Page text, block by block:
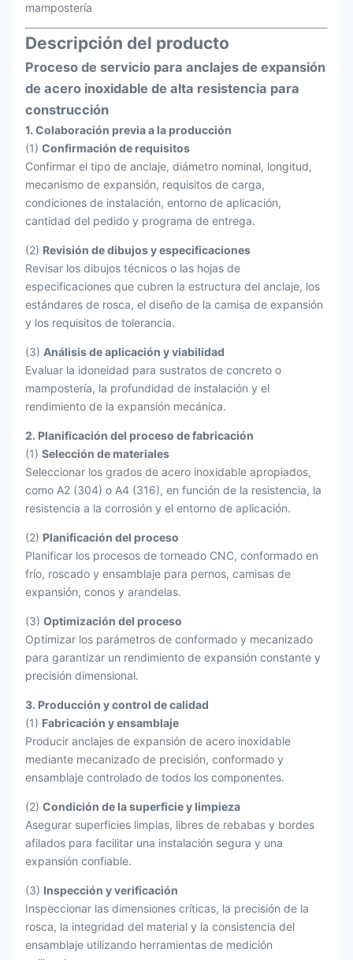
mampostería
Descripción del producto
Proceso de servicio para anclajes de expansión
de acero inoxidable de alta resistencia para
construcción
1. Colaboración previa a la producción
(1) Confirmación de requisitos
Confirmar el tipo de anclaje, diámetro nominal, longitud,
mecanismo de expansión, requisitos de carga,
condiciones de instalación, entorno de aplicación,
cantidad del pedido y programa de entrega.
(2) Revisión de dibujos y especificaciones
Revisar los dibujos técnicos o las hojas de
especificaciones que cubren la estructura del anclaje, los
estándares de rosca, el diseño de la camisa de expansión
y los requisitos de tolerancia.
(3) Análisis de aplicación y viabilidad
Evaluar la idoneidad para sustratos de concreto o
mampostería, la profundidad de instalación y el
rendimiento de la expansión mecánica.
2. Planificación del proceso de fabricación
(1) Selección de materiales
Seleccionar los grados de acero inoxidable apropiados,
como A2 (304) o A4 (316), en función de la resistencia, la
resistencia a la corrosión y el entorno de aplicación.
(2) Planificación del proceso
Planificar los procesos de torneado CNC, conformado en
frío, roscado y ensamblaje para pernos, camisas de
expansión, conos y arandelas.
(3) Optimización del proceso
Optimizar los parámetros de conformado y mecanizado
para garantizar un rendimiento de expansión constante y
precisión dimensional.
3. Producción y control de calidad
(1) Fabricación y ensamblaje
Producir anclajes de expansión de acero inoxidable
mediante mecanizado de precisión, conformado y
ensamblaje controlado de todos los componentes.
(2) Condición de la superficie y limpieza
Asegurar superficies limpias, libres de rebabas y bordes
afilados para facilitar una instalación segura y una
expansión confiable.
(3) Inspección y verificación
Inspeccionar las dimensiones críticas, la precisión de la
rosca, la integridad del material y la consistencia del
ensamblaje utilizando herramientas de medición